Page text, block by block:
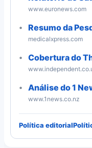
www.euronews.com
Resumo da
medicalxpress.com
Cobertura do
Análise do 1
www.1news.co.nz
Política editorial